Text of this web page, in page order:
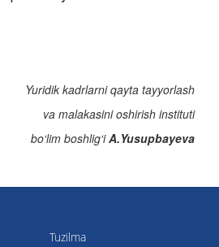
Yuridik kadrlarni qayta tayyorlash
va malakasini oshirish instituti
bo‘lim boshlig‘iA.Yusupbayeva
Tuzilma